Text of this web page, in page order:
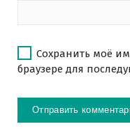
Сохранить моё
браузере для